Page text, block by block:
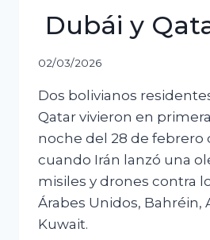
Dubái y
02/03/2026
Dos bolivianos
Qatar vivieron en
noche del 28 de febrero
cuando Irán lanzó una
misiles y drones contra
Árabes Unidos, Bahréin,
Kuwait.